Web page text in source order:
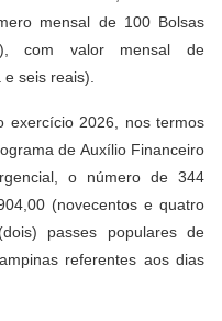
mensal de 100 Bolsas
com valor mensal de
seis reais).
exercício 2026, nos termos
de Auxílio Financeiro
o número de 344
(novecentos e quatro
passes populares de
referentes aos dias